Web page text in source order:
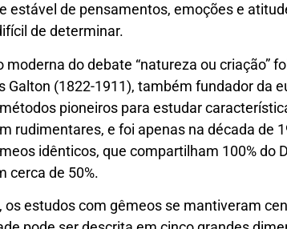
estável de pensamentos, emoções e
de determinar.
moderna do debate “natureza ou criação”
Galton (1822-1911), também fundador da
pioneiros para estudar
rudimentares, e foi apenas na década de
idênticos, que compartilham 100% do
cerca de 50%.
os estudos com gêmeos se mantiveram